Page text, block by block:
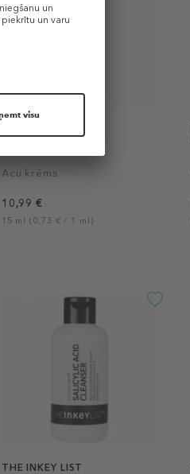
Caffeine Eye Cream
Acu krēms
10,99 €
15 ml (0,73 € / 1 ml)
THE INKEY LIST